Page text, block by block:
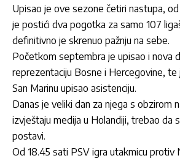
Upisao je ove sezone četiri nastupa,
je postići dva pogotka za samo 107
definitivno je skrenuo pažnju na sebe.
Početkom septembra je upisao i nova
reprezentaciju Bosne i Hercegovine, te
San Marinu upisao asistenciju.
Danas je veliki dan za njega s obzirom
izvještaju medija u Holandiji, trebao da
postavi.
Od 18.45 sati PSV igra utakmicu protiv